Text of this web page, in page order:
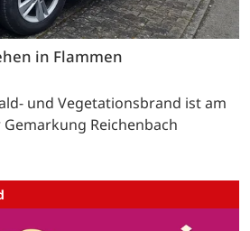
in Flammen
und Vegetationsbrand ist am
Reichenbach